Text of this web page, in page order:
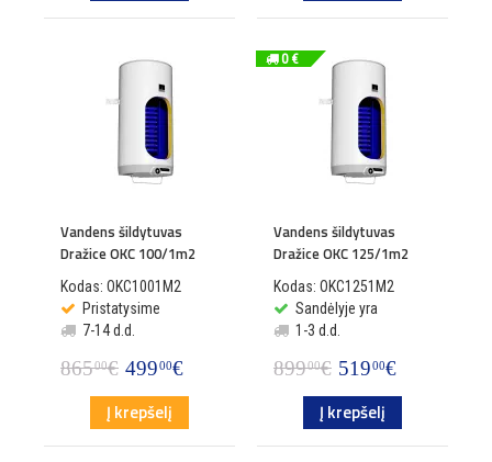
Vandens šildytuvas
Dražice OKC 100/1m2
Kodas: OKC1001M2
Pristatysime
7-14 d.d.
86500€ 49900€
Į krepšelį
0 €
Vandens šildytuvas
Dražice OKC 125/1m2
Kodas: OKC1251M2
Sandėlyje yra
1-3 d.d.
89900€ 51900€
Į krepšelį